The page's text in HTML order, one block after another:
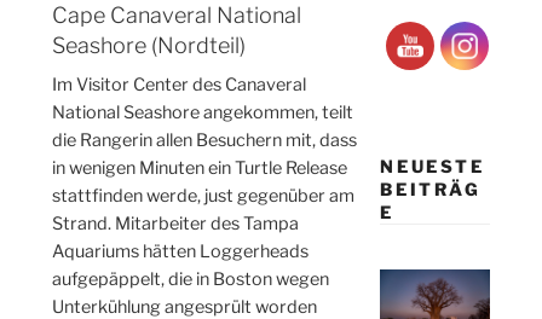
Cape Canaveral National
Seashore (Nordteil)
Im Visitor Center des Canaveral
National Seashore angekommen, teilt
die Rangerin allen Besuchern mit, dass
in wenigen Minuten ein Turtle Release
stattfinden werde, just gegenüber am
Strand. Mitarbeiter des Tampa
Aquariums hätten Loggerheads
aufgepäppelt, die in Boston wegen
Unterkühlung angesprült worden
NEUESTE
BEITRÄG
E